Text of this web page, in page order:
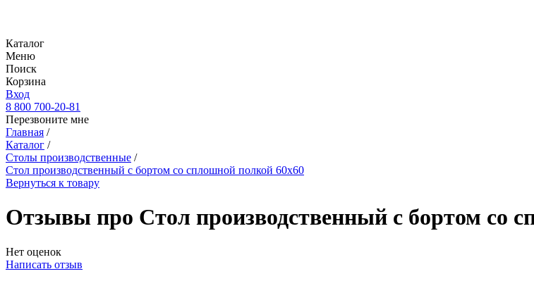
Каталог
Меню
Поиск
Корзина
Вход
8 800 700-20-81
Перезвоните мне
Главная /
Каталог /
Столы производственные /
Стол производственный с бортом со сплошной полкой 60х60
Вернуться к товару
Отзывы про Стол производственный с бортом со
Нет оценок
Написать отзыв